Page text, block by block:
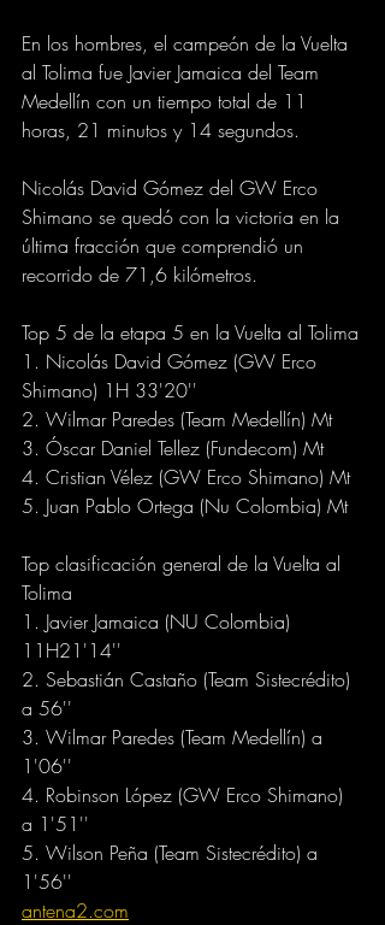
En los hombres, el campeón de la Vuelta
al Tolima fue Javier Jamaica del Team
Medellín con un tiempo total de 11
horas, 21 minutos y 14 segundos.
Nicolás David Gómez del GW Erco
Shimano se quedó con la victoria en la
última fracción que comprendió un
recorrido de 71,6 kilómetros.
Top 5 de la etapa 5 en la Vuelta al Tolima
1. Nicolás David Gómez (GW Erco
Shimano) 1H 33'20''
2. Wilmar Paredes (Team Medellín) Mt
3. Óscar Daniel Tellez (Fundecom) Mt
4. Cristian Vélez (GW Erco Shimano) Mt
5. Juan Pablo Ortega (Nu Colombia) Mt
Top clasificación general de la Vuelta al
Tolima
1. Javier Jamaica (NU Colombia)
11H21'14''
2. Sebastián Castaño (Team Sistecrédito)
a 56''
3. Wilmar Paredes (Team Medellín) a
1'06''
4. Robinson López (GW Erco Shimano)
a 1'51''
5. Wilson Peña (Team Sistecrédito) a
1'56''
antena2.com